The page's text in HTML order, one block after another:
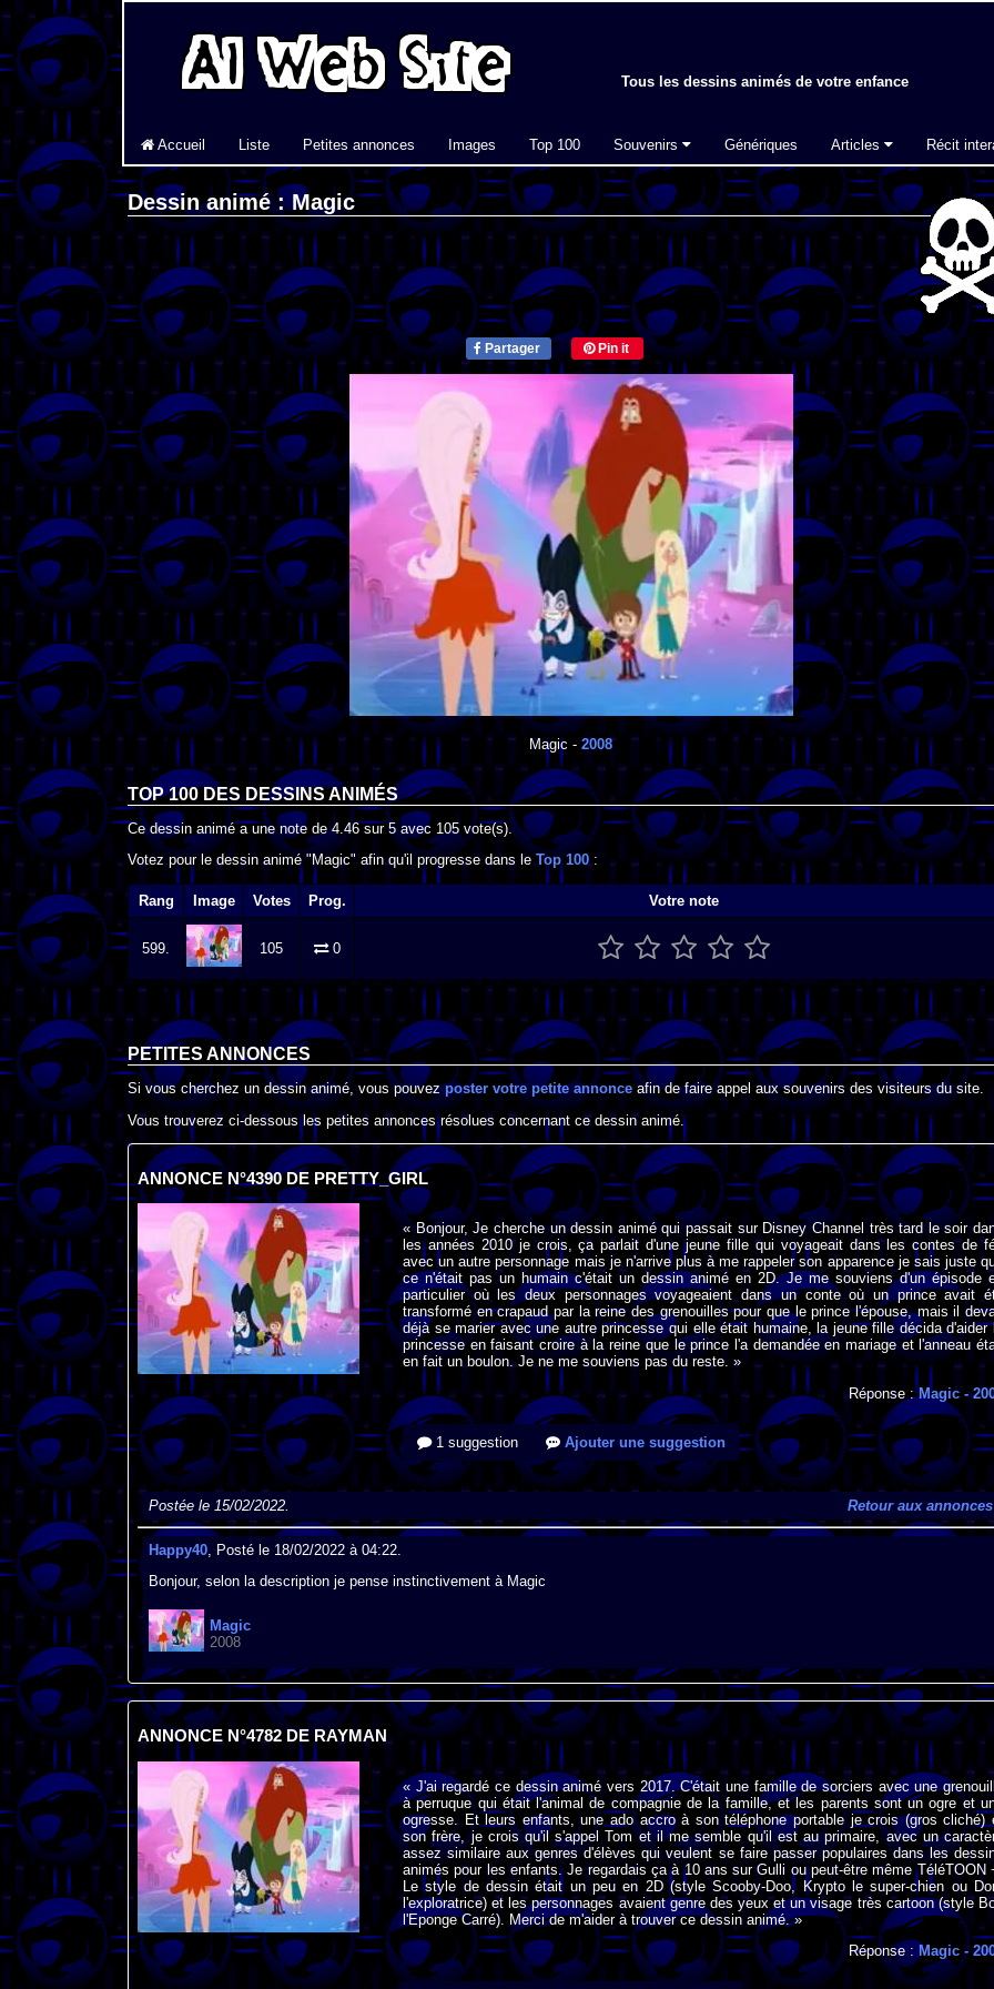
Tous les dessins animés de votre enfance
Accueil Liste Petites annonces Images Top 100 Souvenirs Génériques Articles Récit
Dessin animé : Magic
Partager Pin it
Magic - 2008
TOP 100 DESDESSINS ANIMÉS
Ce dessin animé a une note de4.46sur5avec 105 vote(s).
Votez pour le dessin animé "Magic" afin qu'il progresse dans leTop 100:
Rang Image Votes Prog. Votre note
599. 105 0
PETITES ANNONCES
Si vous cherchez un dessin animé, vous pouvezposter votre petite annonceafin de faire appel aux souvenirs des visiteurs du site.
Vous trouverez ci-dessous les petites annonces résolues concernant ce dessin animé.
ANNONCE N°4390 DE PRETTY_GIRL
« Bonjour, Je cherche un dessin animé qui passait sur Disney Channel très tard le soir
les années 2010 je crois, ça parlait d'une jeune fille qui voyageait dans les contes de
avec un autre personnage mais je n'arrive plus à me rappeler son apparence je sais juste
ce n'était pas un humain c'était un dessin animé en 2D. Je me souviens d'un épisode
particulier où les deux personnages voyageaient dans un conte où un prince avait
transformé en crapaud par la reine des grenouilles pour que le prince l'épouse, mais il
déjà se marier avec une autre princesse qui elle était humaine, la jeune fille décida d'aider
princesse en faisant croire à la reine que le prince l'a demandée en mariage et l'anneau
en fait un boulon. Je ne me souviens pas du reste. »
Réponse :Magic-
1 suggestion Ajouter une suggestion
Postée le 15/02/2022. Retour aux annonces
Happy40, Posté le 18/02/2022 à 04:22.
Bonjour, selon la description je pense instinctivement à Magic
Magic
2008
ANNONCE N°4782 DE RAYMAN
« J'ai regardé ce dessin animé vers 2017. C'était une famille de sorciers avec une
à perruque qui était l'animal de compagnie de la famille, et les parents sont un ogre et
ogresse. Et leurs enfants, une ado accro à son téléphone portable je crois (gros cliché)
son frère, je crois qu'il s'appel Tom et il me semble qu'il est au primaire, avec un
assez similaire aux genres d'élèves qui veulent se faire passer populaires dans les
animés pour les enfants. Je regardais ça à 10 ans sur Gulli ou peut-être même TéléTOON
Le style de dessin était un peu en 2D (style Scooby-Doo, Krypto le super-chien ou
l'exploratrice) et les personnages avaient genre des yeux et un visage très cartoon (style
l'Eponge Carré). Merci de m'aider à trouver ce dessin animé. »
Réponse : Magic -